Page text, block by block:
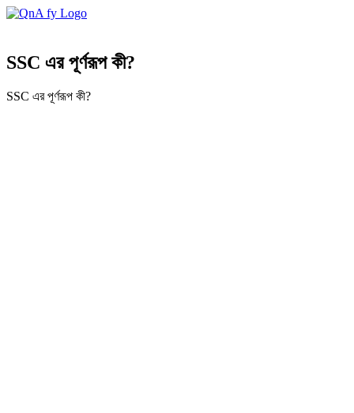
SSC এর পূর্ণরূপ কী?
SSC এর পূর্ণরূপ কী?